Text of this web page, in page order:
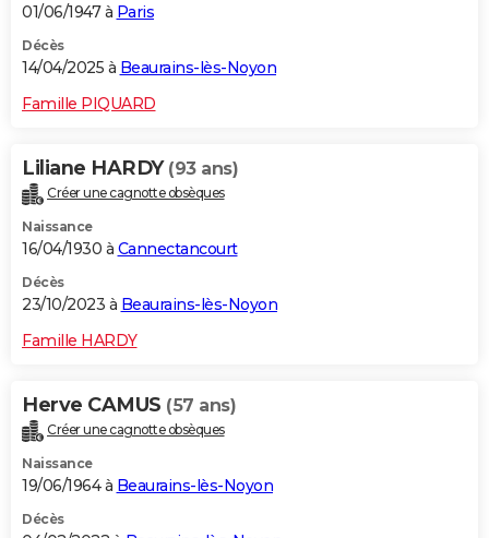
GUIDES D'ACHAT
BONS PLANS
CARTE DE VOEUX
Dictionnaire
Biographies
Citations
Expressions
Proverbes
PROGRAMME TV
COPAINS D'AVANT
S'inscrire
Se connecter
Lycées
Collèges
Primaires
Universités
Entreprises
Service militaire
Avis de recherche
AVIS DE DÉCÈS
01/06/1947 à Paris
Décès
14/04/2025 à Beaurains-lès-Noyon
Famille PIQUARD
Liliane HARDY (93 ans)
Créer une cagnotte obsèques
Naissance
16/04/1930 à Cannectancourt
Décès
23/10/2023 à Beaurains-lès-Noyon
Famille HARDY
Herve CAMUS (57 ans)
Créer une cagnotte obsèques
Naissance
19/06/1964 à Beaurains-lès-Noyon
Décès